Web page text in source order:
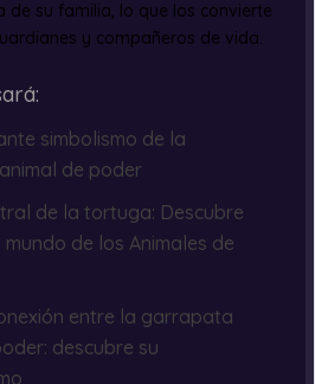
de su familia, lo que los convierte
y compañeros de vida.
simbolismo de la
de poder
de la tortuga: Descubre
de los Animales de
entre la garrapata
descubre su